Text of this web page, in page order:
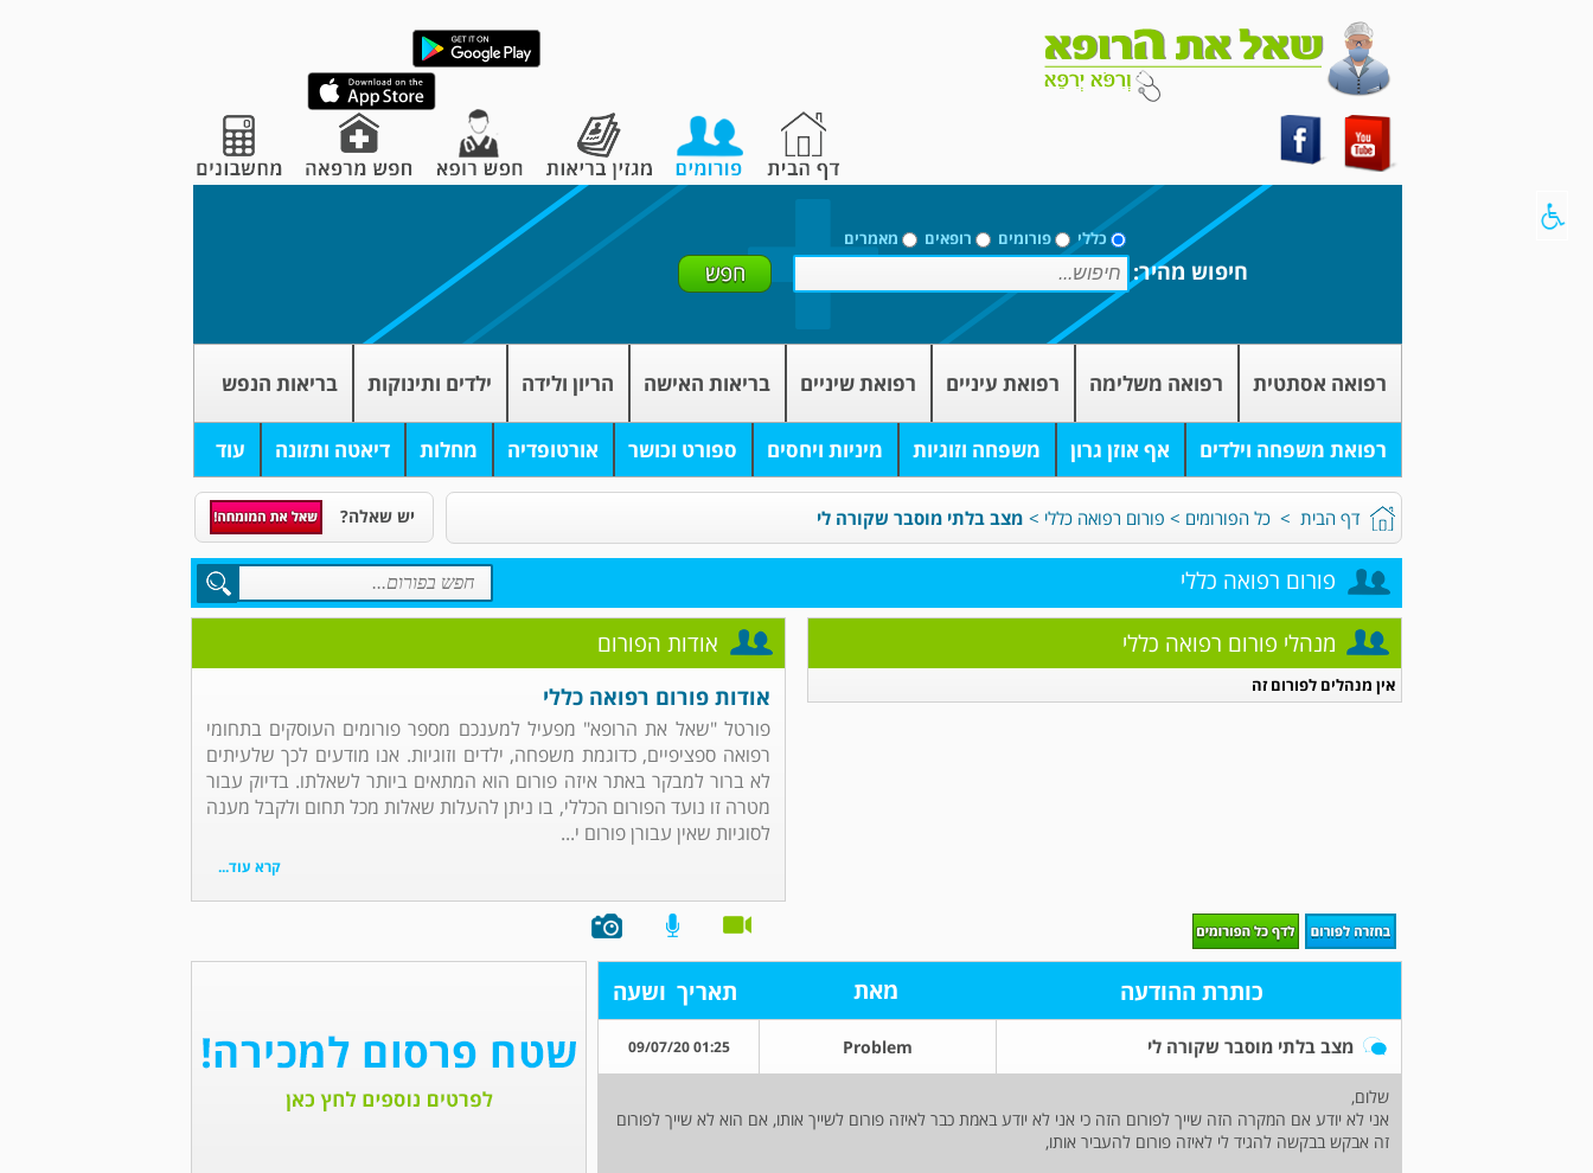
כללי פורומים רופאים מאמרים
חיפוש מהיר:
רפואה אסתטית רפואה משלימה רפואת עיניים רפואת שיניים בריאות האישה הריון ולידה ילדים ותינוקות בריאות הנפש
רפואת משפחה וילדים אף אוזן גרון משפחה וזוגיות מיניות ויחסים ספורט וכושר אורטופדיה מחלות דיאטה ותזונה עוד
דף הבית > כל הפורומים > פורום רפואה כללי > מצב בלתי מוסבר שקורה לי יש שאלה?
פורום רפואה כללי
אודות הפורום
אודות פורום רפואה כללי
פורטל "שאל את הרופא" מפעיל למענכם מספר פורומים העוסקים בתחומי
רפואה ספציפיים, כדוגמת משפחה, ילדים וזוגיות. אנו מודעים לכך שלעיתים
לא ברור למבקר באתר איזה פורום הוא המתאים ביותר לשאלתו. בדיוק עבור
מטרה זו נועד הפורום הכללי, בו ניתן להעלות שאלות מכל תחום ולקבל מענה
לסוגיות שאין עבורן פורום י...
קרא עוד...
מנהלי פורום רפואה כללי
אין מנהלים לפורום זה
כותרת ההודעה מאת תאריך ושעה
מצב בלתי מוסבר שקורה לי Problem
01:25 09/07/20
שלום,
אני לא יודע אם המקרה הזה שייך לפורום הזה כי אני לא יודע באמת כבר לאיזה פורום לשייך אותו, אם הוא לא שייך לפורום
זה אבקש בבקשה להגיד לי לאיזה פורום להעביר אותו,